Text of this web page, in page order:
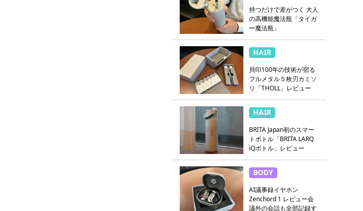
持つだけで差がつく 大人
の高機能魔法瓶「タイガ
ー魔法瓶」
HAIR
貝印100年の技術が宿る
フルメタル５枚刃カミソ
リ「THOLL」レビュー
HAIR
BRITA Japan初のスマー
トボトル「BRITA LARQ
iQボトル」レビュー
BODY
AI議事録イヤホン
Zenchord 1 レビュー会
議外の会話も全部記録す